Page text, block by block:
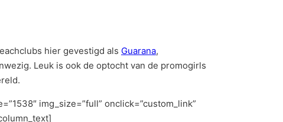
hier gevestigd als Guarana,
Leuk is ook de optocht van de promogirls
img_size=”full” onclick=”custom_link”